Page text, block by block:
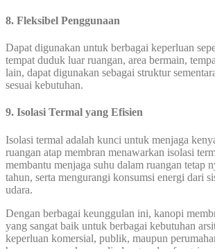
8. Fleksibel Penggunaan
Dapat digunakan untuk berbagai keperluan
tempat duduk luar ruangan, area bermain,
lain, dapat digunakan sebagai struktur
sesuai kebutuhan.
9. Isolasi Termal yang Efisien
Isolasi termal adalah kunci untuk menjaga
ruangan atap membran menawarkan isolasi
membantu menjaga suhu dalam ruangan tetap
tahun, serta mengurangi konsumsi energi dari
udara.
Dengan berbagai keunggulan ini, kanopi
yang sangat baik untuk berbagai kebutuhan
keperluan komersial, publik, maupun